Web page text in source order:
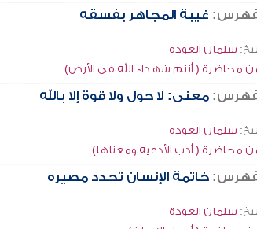
غيبة المجاهر بفسقه
سلمان العودة
محاضرة ( أنتم شهداء الله في الأرض)
معنى: لا حول ولا قوة إلا بالله
سلمان العودة
محاضرة ( أدب الأدعية ومعناها)
خاتمة الإنسان تحدد مصيره
سلمان العودة